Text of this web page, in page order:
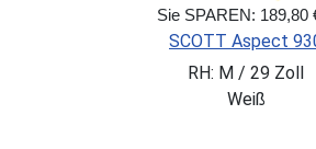
Sie SPAREN: 189,80
SCOTT Aspect
RH: M / 29 Zoll
Weiß